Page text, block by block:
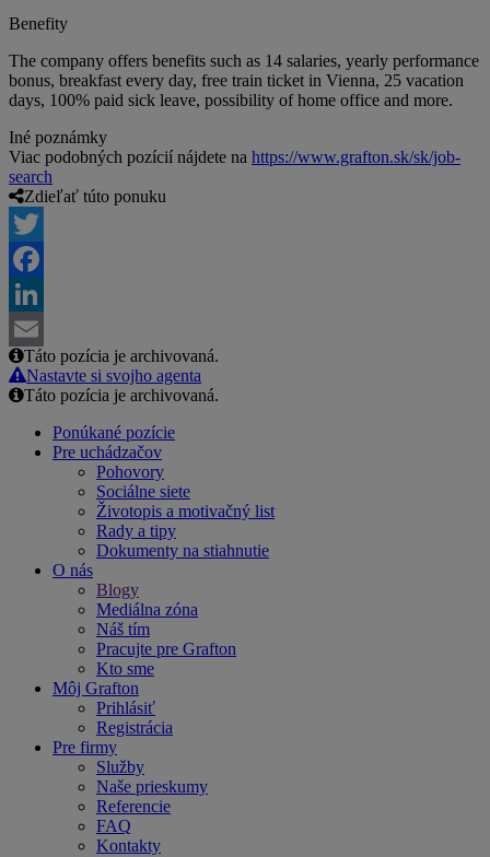
Benefity
The company offers benefits such as 14 salaries, yearly performance
bonus, breakfast every day, free train ticket in Vienna, 25 vacation
days, 100% paid sick leave, possibility of home office and more.
Iné poznámky
Viac podobných pozícií nájdete na https://www.grafton.sk/sk/job-
search
Zdieľať túto ponuku
Twitter
Facebook
LinkedIn
Email
Táto pozícia je archivovaná.
Nastavte si svojho agenta
Táto pozícia je archivovaná.
Ponúkané pozície
Pre uchádzačov
Pohovory
Sociálne siete
Životopis a motivačný list
Rady a tipy
Dokumenty na stiahnutie
O nás
Blogy
Mediálna zóna
Náš tím
Pracujte pre Grafton
Kto sme
Môj Grafton
Prihlásiť
Registrácia
Pre firmy
Služby
Naše prieskumy
Referencie
FAQ
Kontakty